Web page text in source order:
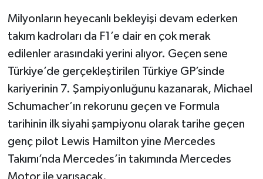
Milyonların heyecanlı bekleyişi devam ederken
takım kadroları da F1’e dair en çok merak
edilenler arasındaki yerini alıyor. Geçen sene
Türkiye’de gerçekleştirilen Türkiye GP’sinde
kariyerinin 7. Şampiyonluğunu kazanarak, Michael
Schumacher’ın rekorunu geçen ve Formula
tarihinin ilk siyahi şampiyonu olarak tarihe geçen
genç pilot Lewis Hamilton yine Mercedes
Takımı’nda Mercedes’in takımında Mercedes
Motor ile yarışacak.